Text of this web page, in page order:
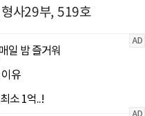
사29부, 519호